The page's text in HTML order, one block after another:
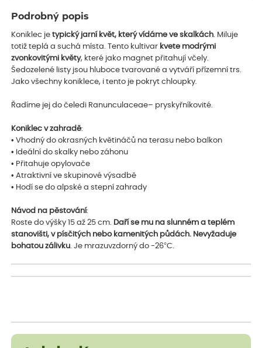
Podrobný popis
Koniklec jetypický jarní květ, který vídáme ve skalkách. Miluje
totiž teplá a suchá místa. Tento kultivar kvete modrými
zvonkovitými květy, které jako magnet přitahují včely.
Šedozelené listy jsou hluboce tvarované a vytváří přízemní trs.
Jako všechny koniklece, i tento je pokryt chloupky.
Řadíme jej do čeledi Ranunculaceae– pryskyřníkovité.
Koniklec v zahradě:
• Vhodný do okrasných květináčů na terasu nebo balkon
• Ideální do skalky nebo záhonu
• Přitahuje opylovače
• Atraktivní ve skupinové výsadbě
• Hodí se do alpské a stepní zahrady
Návod na pěstování:
Roste do výšky 15 až 25 cm. Daří se mu na slunném a teplém
stanovišti, v písčitých nebo kamenitých půdách. Nevyžaduje
bohatou zálivku. Je mrazuvzdorný do -26°C.